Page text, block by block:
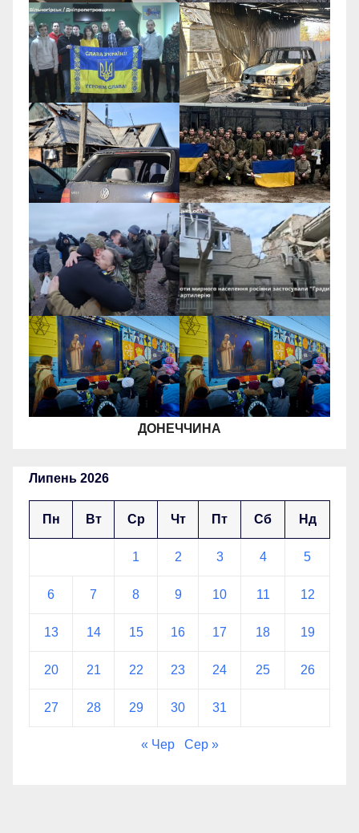
ДОНЕЧЧИНА
Липень 2026
Пн Вт Ср Чт Пт Сб Нд
1 2 3 4 5
6 7 8 9 10 11 12
13 14 15 16 17 18 19
20 21 22 23 24 25 26
27 28 29 30 31
« Чер Сер »